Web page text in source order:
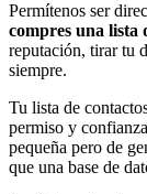
Permítenos ser
compres una lista
reputación, tirar tu
siempre.
Tu lista de
permiso y
pequeña pero de
que una base de